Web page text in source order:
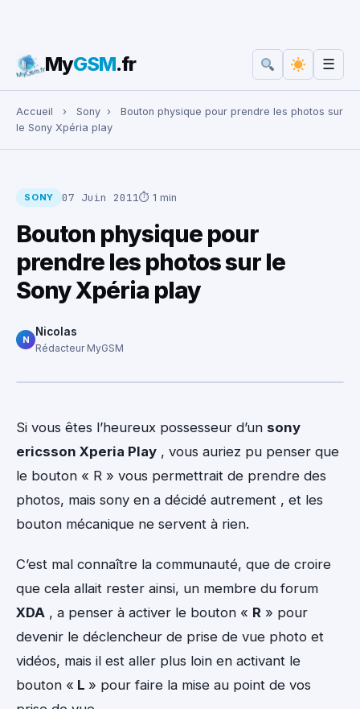
Rechercher :
MyGSM.fr ☰
Accueil › Sony ›
Bouton physique pour prendre les photos sur
le Sony Xpéria play
SONY 07 Juin 2011⏱ 1 min
Bouton physique pour
prendre les photos sur le
Sony Xpéria play
N
Nicolas
Rédacteur MyGSM
Si vous êtes l’heureux possesseur d’un sony
ericsson Xperia Play , vous auriez pu penser que
le bouton « R » vous permettrait de prendre des
photos, mais sony en a décidé autrement , et les
bouton mécanique ne servent à rien.
C’est mal connaître la communauté, que de croire
que cela allait rester ainsi, un membre du forum
XDA , a penser à activer le bouton « R » pour
devenir le déclencheur de prise de vue photo et
vidéos, mais il est aller plus loin en activant le
bouton « L » pour faire la mise au point de vos